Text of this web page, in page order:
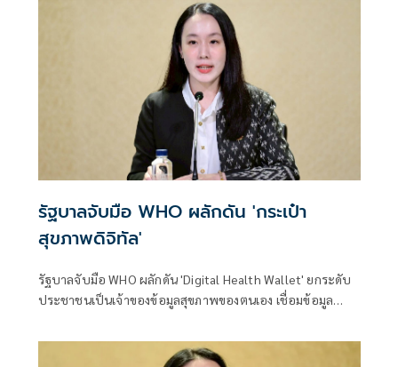
รัฐบาลจับมือ WHO ผลักดัน 'กระเป๋า
สุขภาพดิจิทัล'
รัฐบาลจับมือ WHO ผลักดัน 'Digital Health Wallet' ยกระดับ
ประชาชนเป็นเจ้าของข้อมูลสุขภาพของตนเอง เชื่อมข้อมูล
โลก